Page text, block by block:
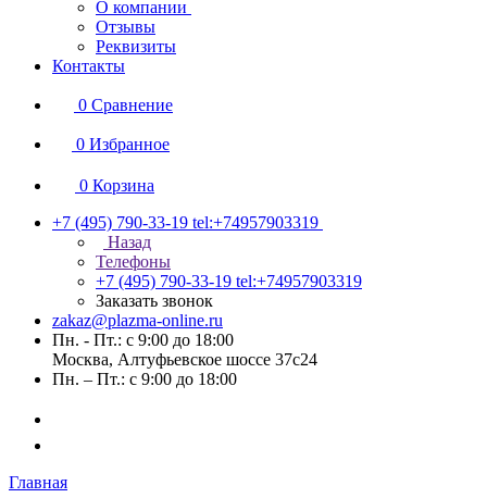
О компании
Отзывы
Реквизиты
Контакты
0 Сравнение
0 Избранное
0 Корзина
+7 (495) 790-33-19 tel:+74957903319
Назад
Телефоны
+7 (495) 790-33-19 tel:+74957903319
Заказать звонок
zakaz@plazma-online.ru
Пн. - Пт.: с 9:00 до 18:00
Москва, Алтуфьевское шоссе 37с24
Пн. – Пт.: с 9:00 до 18:00
Главная